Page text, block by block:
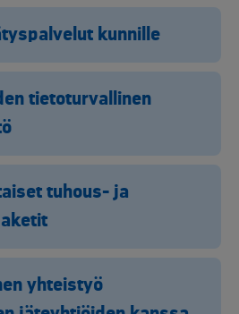
kunnille
tietoturvallinen
tuhous- ja
yhteistyö